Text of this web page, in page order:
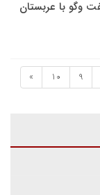
وگو با عربستان
9
10
»